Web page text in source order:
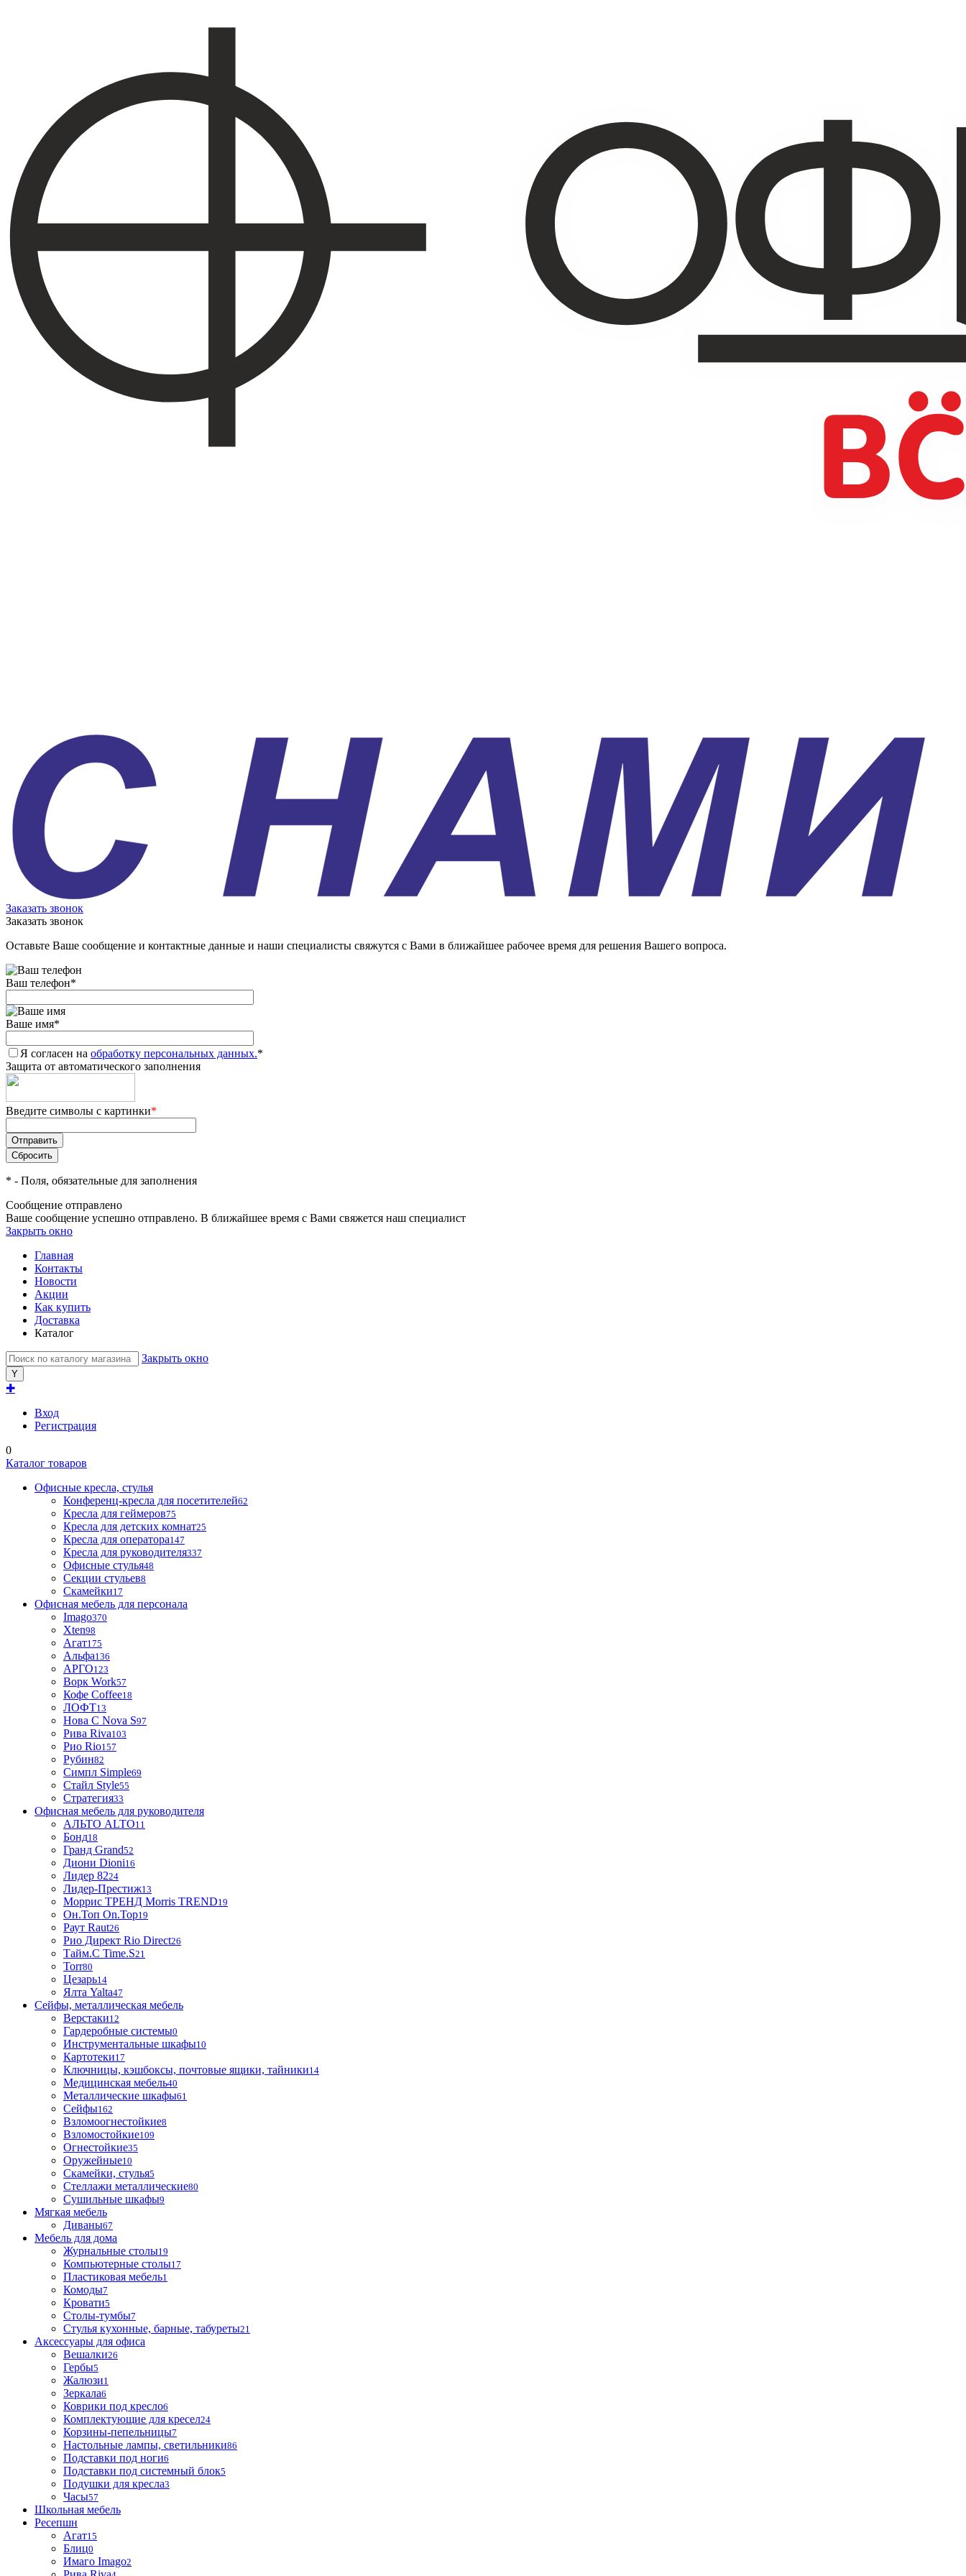
Заказать звонок
Заказать звонок
Оставьте Ваше сообщение и контактные данные и наши специалисты свяжутся с Вами в ближайшее рабочее время для решения Вашего вопроса.
Ваш телефон*
Ваше имя*
Я согласен на обработку персональных данных.*
Защита от автоматического заполнения
Введите символы с картинки*
* - Поля, обязательные для заполнения
Сообщение отправлено
Ваше сообщение успешно отправлено. В ближайшее время с Вами свяжется наш специалист
Закрыть окно
Главная
Контакты
Новости
Акции
Как купить
Доставка
Каталог
Закрыть окно
✚
Вход
Регистрация
0
Каталог товаров
Офисные кресла, стулья
Конференц-кресла для посетителей62
Кресла для геймеров75
Кресла для детских комнат25
Кресла для оператора147
Кресла для руководителя337
Офисные стулья48
Секции стульев8
Скамейки17
Офисная мебель для персонала
Imago370
Xten98
Агат175
Альфа136
АРГО123
Ворк Work57
Кофе Coffee18
ЛОФТ13
Нова С Nova S97
Рива Riva103
Рио Rio157
Рубин82
Симпл Simple69
Стайл Style55
Стратегия33
Офисная мебель для руководителя
АЛЬТО ALTO11
Бонд18
Гранд Grand52
Диони Dioni16
Лидер 8224
Лидер-Престиж13
Моррис ТРЕНД Morris TREND19
Он.Топ On.Top19
Раут Raut26
Рио Директ Rio Direct26
Тайм.С Time.S21
Torr80
Цезарь14
Ялта Yalta47
Сейфы, металлическая мебель
Верстаки12
Гардеробные системы0
Инструментальные шкафы10
Картотеки17
Ключницы, кэшбоксы, почтовые ящики, тайники14
Медицинская мебель40
Металлические шкафы61
Сейфы162
Взломоогнестойкие8
Взломостойкие109
Огнестойкие35
Оружейные10
Скамейки, стулья5
Стеллажи металлические80
Сушильные шкафы9
Мягкая мебель
Диваны67
Мебель для дома
Журнальные столы19
Компьютерные столы17
Пластиковая мебель1
Комоды7
Кровати5
Столы-тумбы7
Стулья кухонные, барные, табуреты21
Аксессуары для офиса
Вешалки26
Гербы5
Жалюзи1
Зеркала6
Коврики под кресло6
Комплектующие для кресел24
Корзины-пепельницы7
Настольные лампы, светильники86
Подставки под ноги6
Подставки под системный блок5
Подушки для кресла3
Часы57
Школьная мебель
Ресепшн
Агат15
Блиц0
Имаго Imago2